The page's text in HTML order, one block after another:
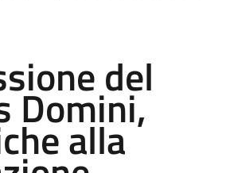
del
Domini,
alla